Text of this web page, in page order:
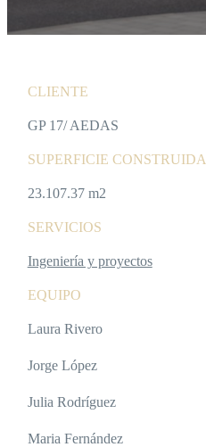
CLIENTE
GP 17/ AEDAS
SUPERFICIE CONSTRUIDA
23.107.37 m2
SERVICIOS
Ingeniería y proyectos
EQUIPO
Laura Rivero
Jorge López
Julia Rodríguez
Maria Fernández